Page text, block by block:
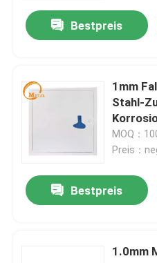
Stahlluke
Metal Stanzteile
Stahlwanne
Bestpreis
1mm
Stahl-
MOQ：
Preis：
Bestpreis
1.0mm